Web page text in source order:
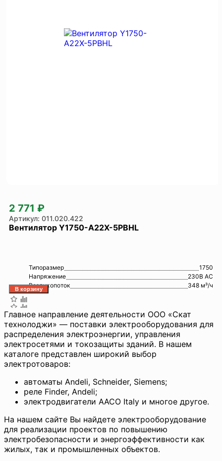
2 771 ₽
011.020.422
Вентилятор Y1750-A22X-5PBHL
Типоразмер
1750
Напряжение
230В AC
Воздухопоток
348 м³/ч
Главное направление деятельности ООО «Скат
технолоджи» — поставки электрооборудования для
распределения электроэнергии, управления
электросетями и токозащиты зданий. В нашем
каталоге представлен широкий выбор
электротоваров:
автоматы Andeli, Schneider, Siemens;
реле Finder, Andeli;
электродвигатели AACO Italy и многое другое.
На нашем сайте Вы найдете электрооборудование
для реализации проектов по повышению
электробезопасности и энергоэффективности как
жилых, так и промышленных объектов.